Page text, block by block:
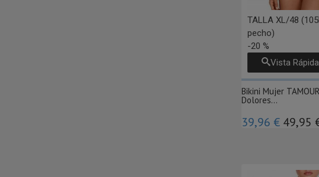
TALLA XL/48
pecho)
-20 %
Vista Rápida
Bikini Mujer
Dolores...
39,96 € 49,95